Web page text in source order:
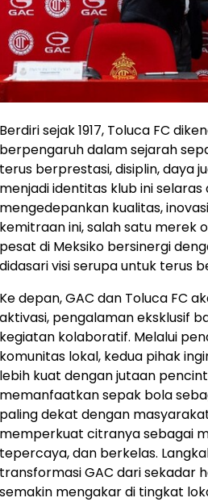
Berdiri sejak 1917, Toluca FC
berpengaruh dalam sejarah
terus berprestasi, disiplin, daya
menjadi identitas klub ini
mengedepankan kualitas,
kemitraan ini, salah satu merek
pesat di Meksiko bersinergi
didasari visi serupa untuk terus
Ke depan, GAC dan Toluca FC
aktivasi, pengalaman eksklusif
kegiatan kolaboratif. Melalui
komunitas lokal, kedua pihak
lebih kuat dengan jutaan
memanfaatkan sepak bola
paling dekat dengan
memperkuat citranya sebagai
tepercaya, dan berkelas.
transformasi GAC dari sekadar
semakin mengakar di tingkat